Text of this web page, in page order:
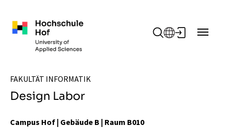
FAKULTÄT INFORMATIK
Design Labor
Campus Hof | Gebäude B | Raum B010